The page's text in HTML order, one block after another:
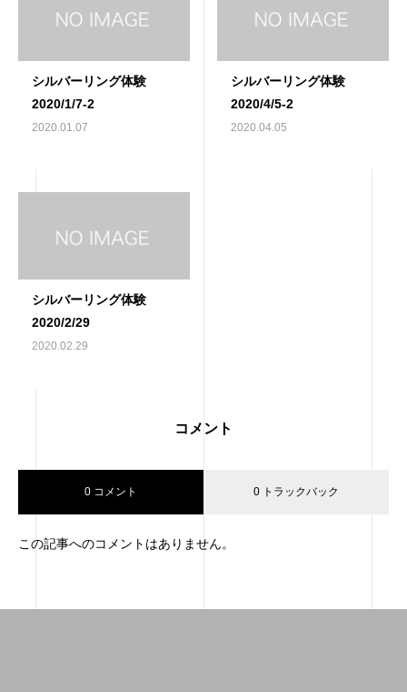
シルバーリング体験
2020/1/7-2
2020.01.07
シルバーリング体験
2020/4/5-2
2020.04.05
シルバーリング体験
2020/2/29
2020.02.29
コメント
0 コメント 0 トラックバック
この記事へのコメントはありません。